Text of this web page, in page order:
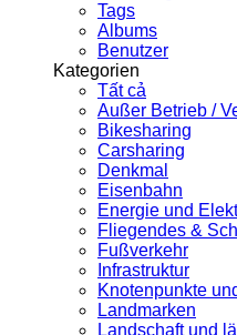
Tags
Albums
Benutzer
Kategorien
Tất cả
Außer Betrieb /
Bikesharing
Carsharing
Denkmal
Eisenbahn
Energie und
Fliegendes &
Fußverkehr
Infrastruktur
Knotenpunkte
Landmarken
Landschaft und